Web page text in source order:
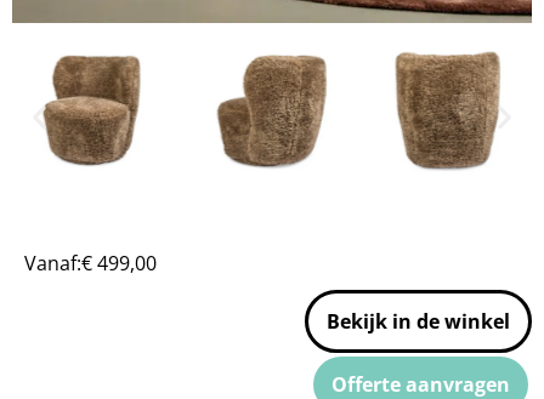
Vanaf:€499,00
Bekijk in de winkel
Offerte aanvragen